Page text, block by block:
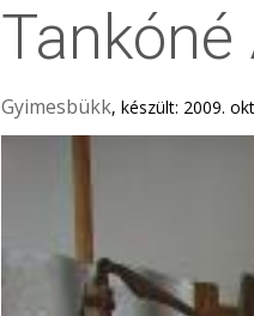
Gyimesbükk, készült: 2009.